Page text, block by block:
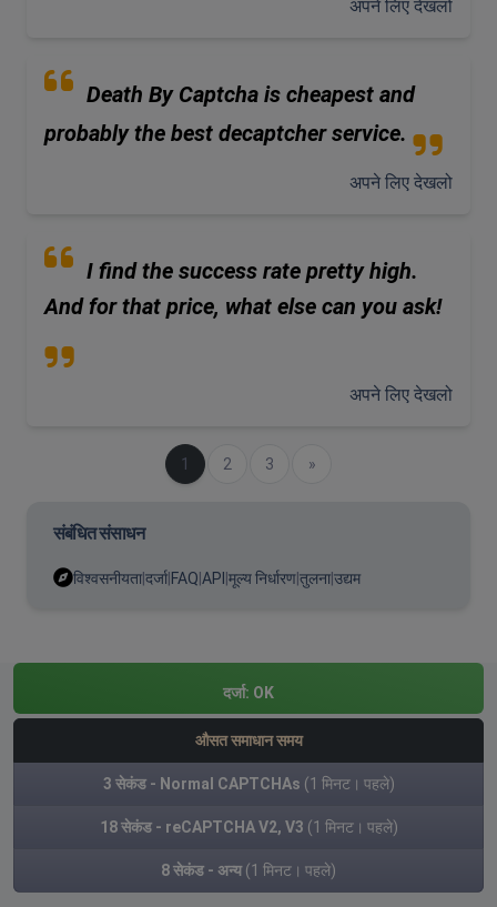
अपने लिए देखलो
Death By Captcha is cheapest and
probably the best decaptcher service.
अपने लिए देखलो
I find the success rate pretty high.
And for that price, what else can you ask!
अपने लिए देखलो
1
(मौजूदा) 2 3 »
अगला
संबंधित संसाधन
विश्वसनीयतादर्जा FAQ API मूल्य निर्धारणतुलनाउद्यम
दर्जा: OK
औसत समाधान समय
3 सेकंड - Normal CAPTCHAs (1 मिनट। पहले)
18 सेकंड - reCAPTCHA V2, V3 (1 मिनट। पहले)
8 सेकंड - अन्य(1 मिनट। पहले)